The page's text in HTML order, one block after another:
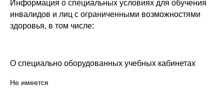
Информация о специальных условиях для обучения
инвалидов и лиц с ограниченными возможностями
здоровья, в том числе:
О специально оборудованных учебных кабинетах
Не имеется